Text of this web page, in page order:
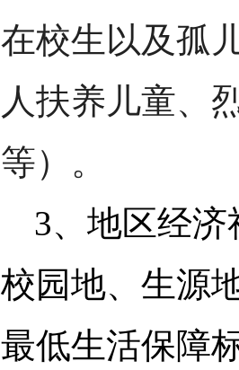
在校生以及孤
人扶养儿童、
等）。
3、地区经
校园地、生源
最低生活保障